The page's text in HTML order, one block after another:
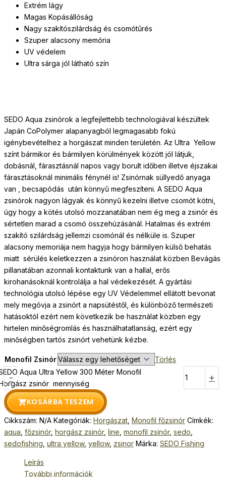
Extrém lágy
Magas Kopásállóság
Nagy szakítószilárdság és csomótűrés
Szuper alacsony memória
UV védelem
Ultra sárga jól látható szín
SEDO Aqua zsinórok a legfejlettebb technologiával készültek
Japán CoPolymer alapanyagból legmagasabb fokú
igénybevételhez a horgászat minden területén. Az Ultra Yellow
színt bármikor és bármilyen körülmények között jól látjuk,
dobásnál, fárasztásnál napos vagy borult időben illetve éjszakai
fárasztásoknál minimális fénynél is! Zsinórnak süllyedő anyaga
van , becsapódás után könnyű megfeszíteni. A SEDO Aqua
zsinórok nagyon lágyak és könnyű kezelni illetve csomót kötni,
úgy hogy a kötés utolsó mozzanatában nem ég meg a zsinór és
sértetlen marad a csomó összehúzásánál. Hatalmas és extrém
szakító szilárdság jellemzi csomónál és nélküle is. Szuper
alacsony memoriája nem hagyja hogy bármilyen külső behatás
miatt sérülés keletkezzen a zsinóron használat közben Bevágás
pillanatában azonnali kontaktunk van a hallal, erős
kirohanásoknál kontrolálja a hal védekezését. A gyártási
technológia utolsó lépése egy UV Védelemmel ellátott bevonat
mely megóvja a zsinórt a napsütéstől, és különböző természeti
hatásoktól ezért nem következik be használat közben egy
hirtelen minőségromlás és használhatatlanság, ezért egy
minőségben tartós zsinórt vehetünk kézbe.
Monofil Zsinór Törlés
-
Aqua Ultra Yellow 300 Méter Monofil
zsinór mennyiség
+
KOSÁRBA TESZEM
Cikkszám: N/A Kategóriák: Horgászat, Monofil főzsinór Címkék:
aqua, főzsinór, horgász zsinór, line, monofil zsinór, sedo,
sedofishing, ultra yellow, yellow, zsinor Márka: SEDO Fishing
Leírás
További információk